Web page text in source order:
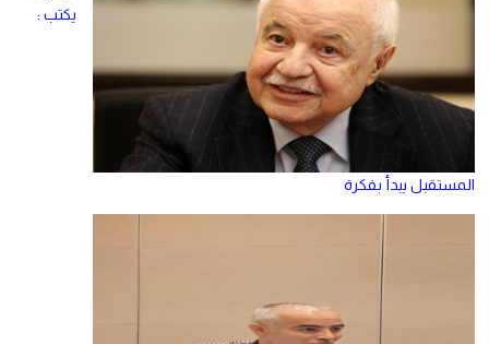
يكتب :
المستقبل يبدأ بفكرة